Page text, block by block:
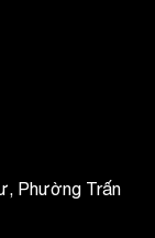
Phường Trấn